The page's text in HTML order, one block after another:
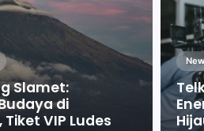
Slamet:
di
VIP Ludes